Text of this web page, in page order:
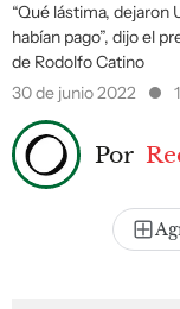
“Qué lástima, dejaron
habían pago”, dijo el
de Rodolfo Catino
30 de junio 2022
Por